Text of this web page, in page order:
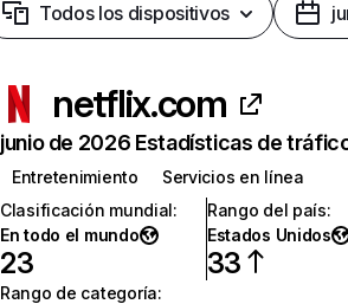
Todos los dispositivos
netflix.com
junio de 2026 Estadísticas de
Entretenimiento
Servicios en línea
Clasificación mundial:
En todo el mundo
23
Rango del país:
Estados Unidos
33
Rango de categoría: